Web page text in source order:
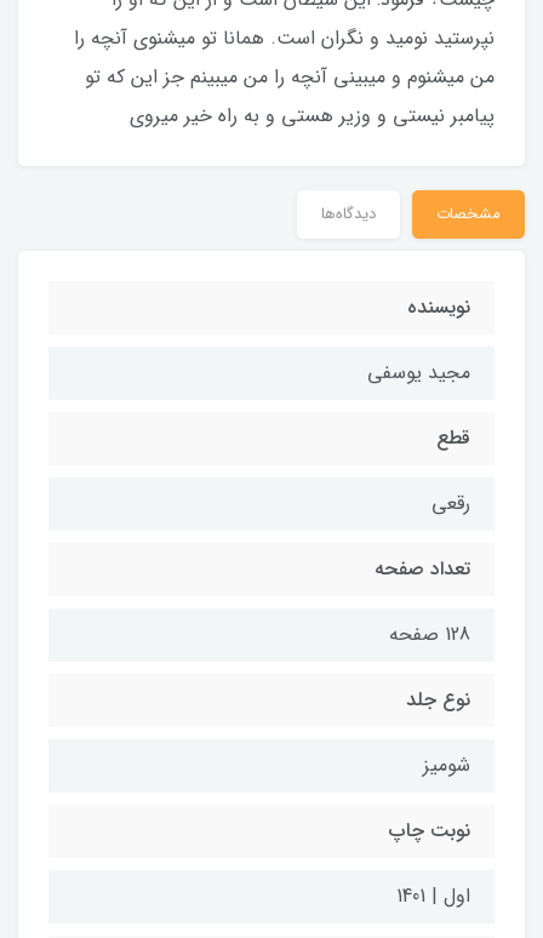
نپرستید نومید و نگران است. همانا تو میشنوی آنچه را
من میشنوم و میبینی آنچه را من میبینم جز این که تو
پیامبر نیستی و وزیر هستی و به راه خیر میروی
مشخصات دیدگاه‌ها
نویسنده
مجید یوسفی
قطع
رقعی
تعداد صفحه
128 صفحه
نوع جلد
شومیز
نوبت چاپ
اول | 1401